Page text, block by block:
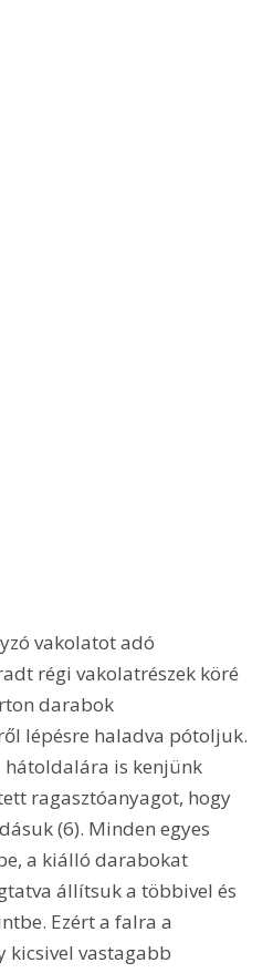
régi vakolatrészek köré
darabok
lépésre haladva pótoljuk.
is kenjünk
ragasztóanyagot, hogy
(6). Minden egyes
a kiálló darabokat
állítsuk a többivel és
Ezért a falra a
kicsivel vastagabb